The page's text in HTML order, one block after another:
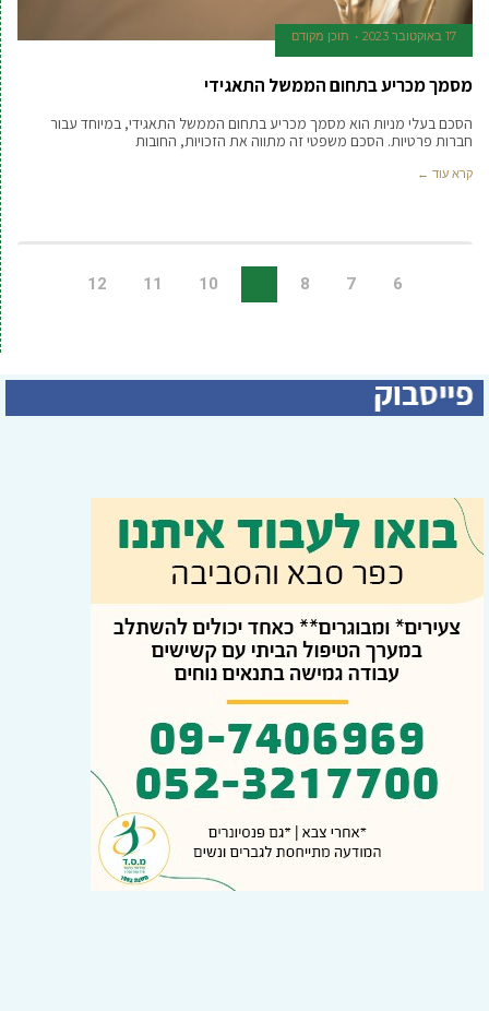
17 באוקטובר 2023 תוכן מקודם
מסמך מכריע בתחום הממשל התאגידי
הסכם בעלי מניות הוא מסמך מכריע בתחום הממשל התאגידי, במיוחד עבור
חברות פרטיות. הסכם משפטי זה מתווה את הזכויות, החובות
קרא עוד ←
6
7
8
10
11
12